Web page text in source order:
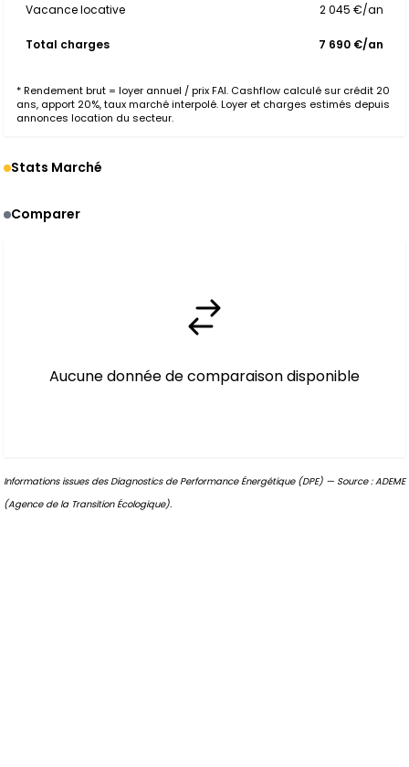
Vacance locative 2 045 €/an
Total charges 7 690 €/an
* Rendement brut = loyer annuel / prix FAI. Cashflow calculé sur crédit 20
ans, apport 20%, taux marché interpolé. Loyer et charges estimés depuis
annonces location du secteur.
Stats Marché
Comparer
Aucune donnée de comparaison disponible
Informations issues des Diagnostics de Performance Énergétique (DPE) — Source : ADEME
(Agence de la Transition Écologique).